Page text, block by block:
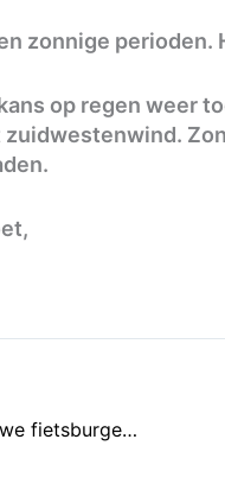
zonnige perioden.
op regen weer
Utrecht krijgt een nieuwe fietsburgemeester